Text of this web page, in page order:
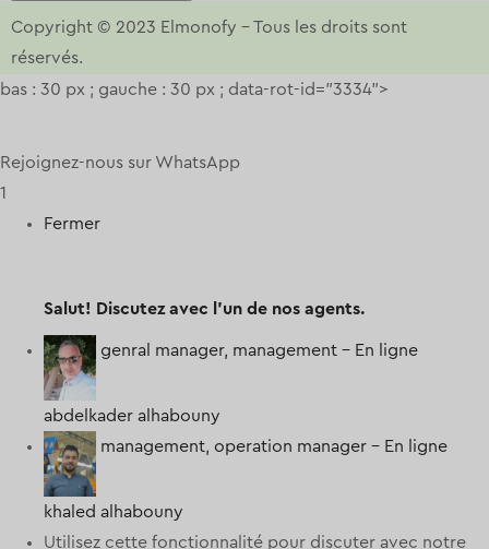
Copyright © 2023 Elmonofy –Tous les droits sont
réservés.
bas : 30 px ; gauche : 30 px ; data-rot-id="3334">
Rejoignez-nous sur WhatsApp
1
Fermer
Salut! Discutez avec l'un de nos agents.
genral manager, management - En ligne
abdelkader alhabouny
management, operation manager - En ligne
khaled alhabouny
Utilisez cette fonctionnalité pour discuter avec notre